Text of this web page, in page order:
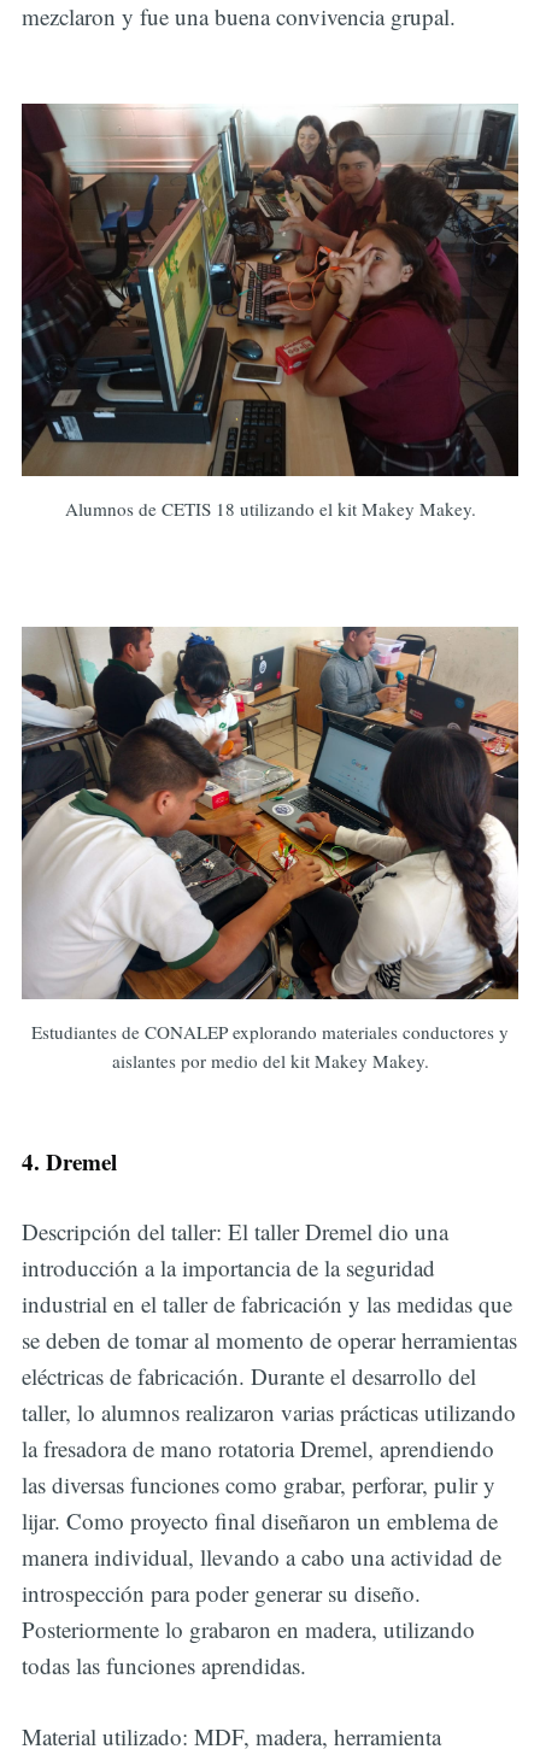
mezclaron y fue una buena convivencia grupal.
Alumnos de CETIS 18 utilizando el kit Makey Makey.
Estudiantes de CONALEP explorando materiales conductores y
aislantes por medio del kit Makey Makey.
4. Dremel
Descripción del taller: El taller Dremel dio una
introducción a la importancia de la seguridad
industrial en el taller de fabricación y las medidas que
se deben de tomar al momento de operar herramientas
eléctricas de fabricación. Durante el desarrollo del
taller, lo alumnos realizaron varias prácticas utilizando
la fresadora de mano rotatoria Dremel, aprendiendo
las diversas funciones como grabar, perforar, pulir y
lijar. Como proyecto final diseñaron un emblema de
manera individual, llevando a cabo una actividad de
introspección para poder generar su diseño.
Posteriormente lo grabaron en madera, utilizando
todas las funciones aprendidas.
Material utilizado: MDF, madera, herramienta